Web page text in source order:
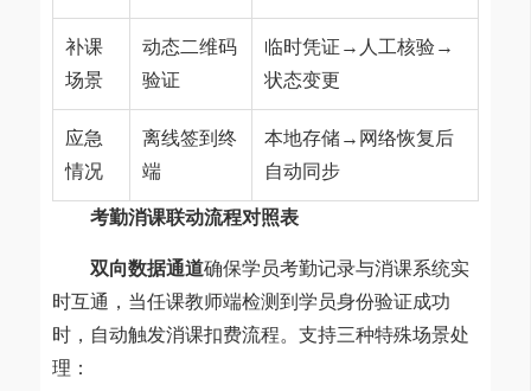
补课
场景
动态二维码
验证
临时凭证→人工核验→
状态变更
应急
情况
离线签到终
端
本地存储→网络恢复后
自动同步
考勤消课联动流程对照表
双向数据通道确保学员考勤记录与消课系统实
时互通，当任课教师端检测到学员身份验证成功
时，自动触发消课扣费流程。支持三种特殊场景处
理：